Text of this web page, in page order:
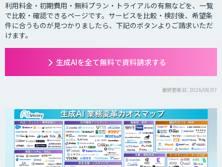
利用料金・初期費用・無料プラン・トライアルの有無などを、一覧
で比較・確認できるページです。サービスを比較・検討後、希望条
件に合うものが見つかりましたら、下記のボタンよりご請求いただ
けます。
生成AIを全て無料で資料請求する
最終更新日: 2026/08/07